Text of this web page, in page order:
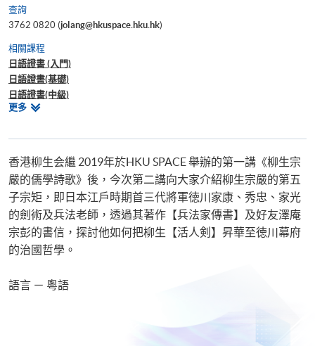
查詢
3762 0820 (jolang@hkuspace.hku.hk)
相關課程
日語證書 (入門)
日語證書(基礎)
日語證書(中級)
日語證書(高中級)
日語高等文憑
更多相
香港柳生会繼 2019年於HKU SPACE 舉辦的第一講《柳生宗
嚴的儒學詩歌》後，今次第二講向大家介紹柳生宗嚴的第五
子宗矩，即日本江戶時期首三代將軍徳川家康、秀忠、家光
的劍術及兵法老師，透過其著作【兵法家傳書】及好友澤庵
宗彭的書信，探討他如何把柳生【活人剣】昇華至徳川幕府
的治國哲學。
語言 － 粵語